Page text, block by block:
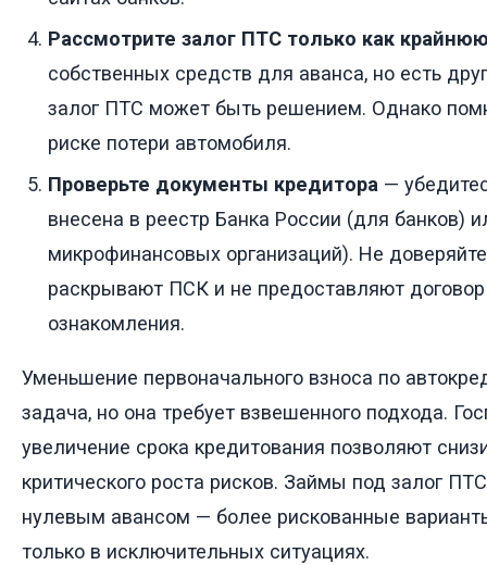
Рассмотрите залог ПТС только как
собственных средств для аванса, но есть
залог ПТС может быть решением. Однако
риске потери автомобиля.
Проверьте документы кредитора —
внесена в реестр Банка России (для банков)
микрофинансовых организаций). Не
раскрывают ПСК и не предоставляют
ознакомления.
Уменьшение первоначального взноса по
задача, но она требует взвешенного подхода.
увеличение срока кредитования позволяют
критического роста рисков. Займы под залог
нулевым авансом — более рискованные
только в исключительных ситуациях.